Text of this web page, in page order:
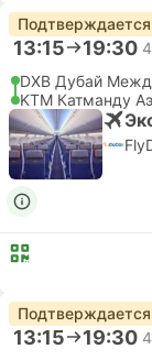
13:15 19:30
DXB Дубай
KTM Катманду
13:15 19:30